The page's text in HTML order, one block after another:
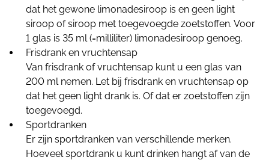
dat het gewone limonadesiroop is en geen light
siroop of siroop met toegevoegde zoetstoffen. Voor
1 glas is 35 ml (=milliliter) limonadesiroop genoeg.
Frisdrank en vruchtensap
Van frisdrank of vruchtensap kunt u een glas van
200 ml nemen. Let bij frisdrank en vruchtensap op
dat het geen light drank is. Of dat er zoetstoffen zijn
toegevoegd.
Sportdranken
Er zijn sportdranken van verschillende merken.
Hoeveel sportdrank u kunt drinken hangt af van de